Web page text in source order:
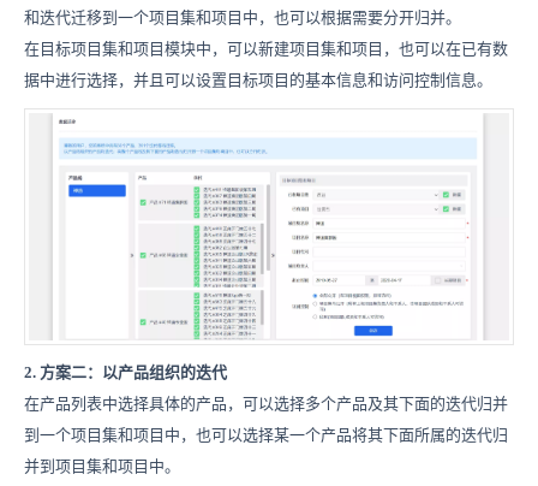
和迭代迁移到一个项目集和项目中，也可以根据需要分开归并。
在目标项目集和项目模块中，可以新建项目集和项目，也可以在已有数
据中进行选择，并且可以设置目标项目的基本信息和访问控制信息。
2. 方案二：以产品组织的迭代
在产品列表中选择具体的产品，可以选择多个产品及其下面的迭代归并
到一个项目集和项目中，也可以选择某一个产品将其下面所属的迭代归
并到项目集和项目中。